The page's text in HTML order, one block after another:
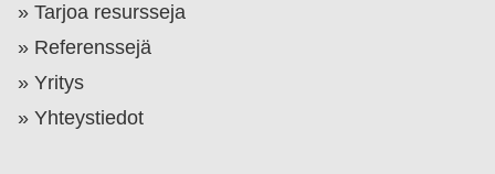
Tarjoa resursseja
Referenssejä
Yritys
Yhteystiedot